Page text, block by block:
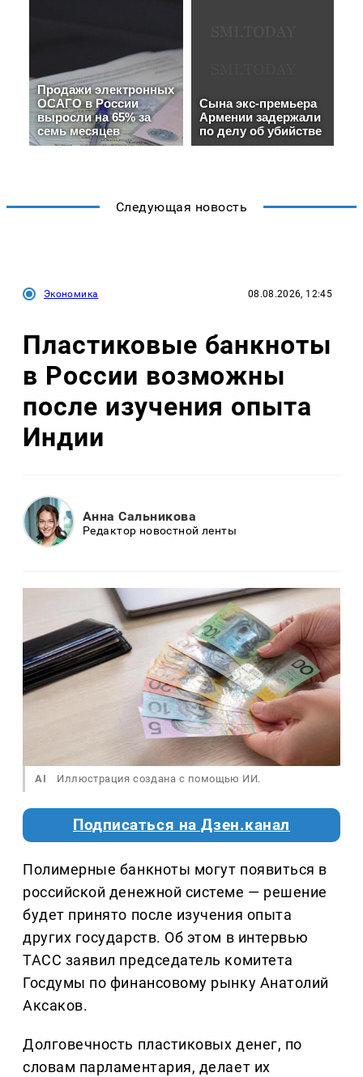
Следующая новость
Экономика 08.08.2026, 12:45
Пластиковые банкноты
в России возможны
после изучения опыта
Индии
Анна Сальникова
Редактор новостной ленты
AI Иллюстрация создана с помощью ИИ.
Подписаться на Дзен.канал
Полимерные банкноты могут появиться в
российской денежной системе — решение
будет принято после изучения опыта
других государств. Об этом в интервью
ТАСС заявил председатель комитета
Госдумы по финансовому рынку Анатолий
Аксаков.
Долговечность пластиковых денег, по
словам парламентария, делает их